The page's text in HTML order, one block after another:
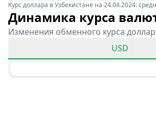
Курс доллара в Узбекистане на 24.04.2024:
Динамика курса
Изменения обменного курса
USD